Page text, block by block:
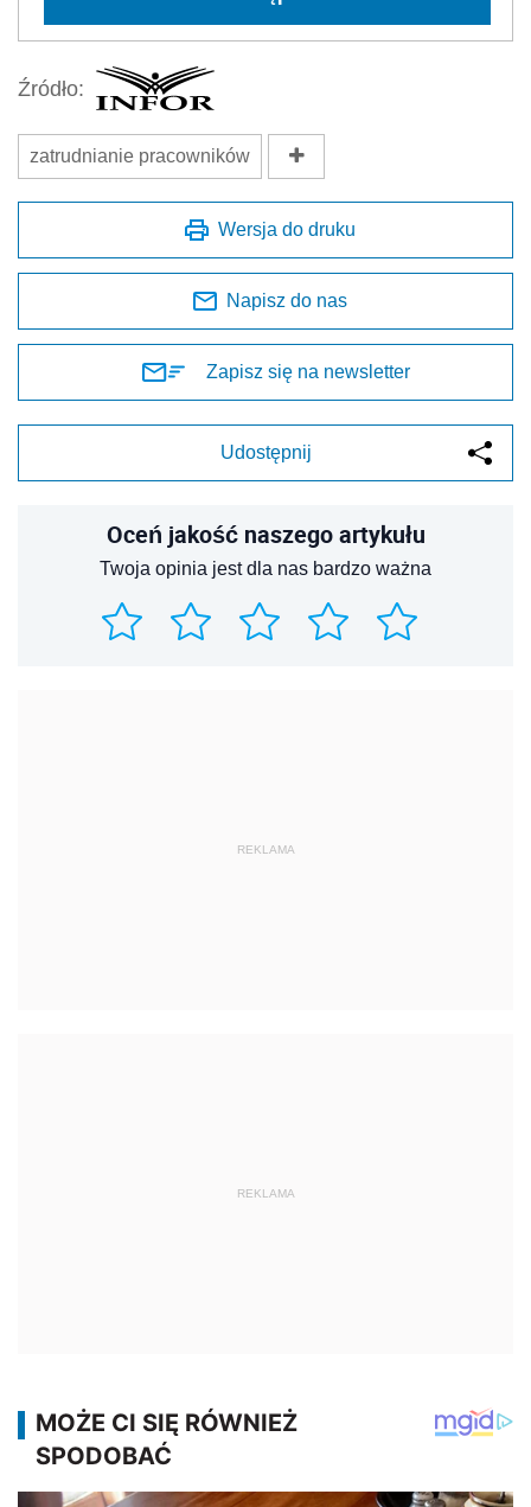
Źródło:
zatrudnianie pracowników
Wersja do druku
Napisz do nas
Zapisz się na newsletter
Udostępnij
Oceń jakość naszego artykułu
Twoja opinia jest dla nas bardzo ważna
REKLAMA
REKLAMA